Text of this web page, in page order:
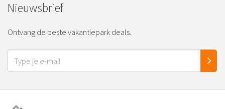
Nieuwsbrief
Ontvang de beste vakantiepark deals.